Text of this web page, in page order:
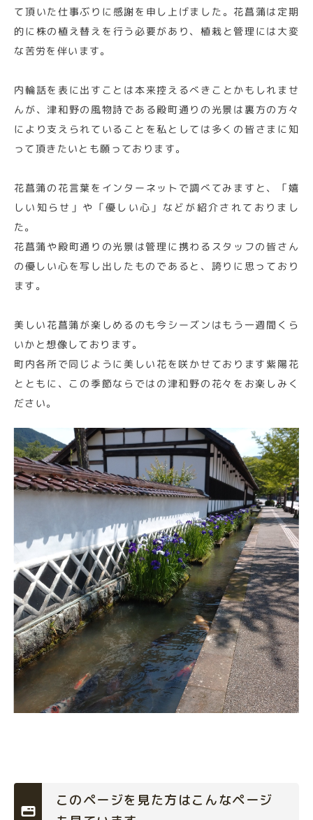
て頂いた仕事ぶりに感謝を申し上げました。花菖蒲は定期
的に株の植え替えを行う必要があり、植栽と管理には大変
な苦労を伴います。
内輪話を表に出すことは本来控えるべきことかもしれませ
んが、津和野の風物詩である殿町通りの光景は裏方の方々
により支えられていることを私としては多くの皆さまに知
って頂きたいとも願っております。
花菖蒲の花言葉をインターネットで調べてみますと、「嬉
しい知らせ」や「優しい心」などが紹介されておりまし
た。
花菖蒲や殿町通りの光景は管理に携わるスタッフの皆さん
の優しい心を写し出したものであると、誇りに思っており
ます。
美しい花菖蒲が楽しめるのも今シーズンはもう一週間くら
いかと想像しております。
町内各所で同じように美しい花を咲かせております紫陽花
とともに、この季節ならではの津和野の花々をお楽しみく
ださい。
このページを見た方はこんなページ